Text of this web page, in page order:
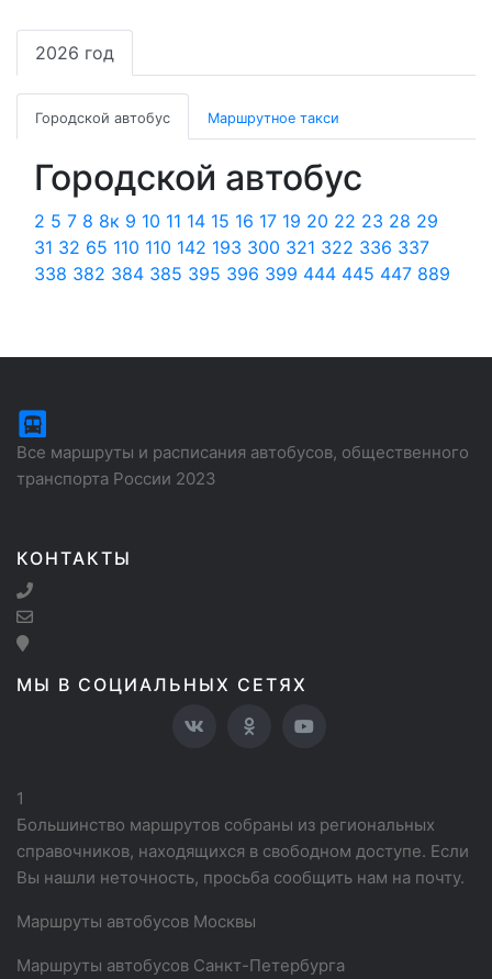
2026 год
Городской автобус Маршрутное такси
Городской автобус
2 5 7 8 8к 9 10 11 14 15 16 17 19 20 22 23 28 29
31 32 65 110 110 142 193 300 321 322 336 337
338 382 384 385 395 396 399 444 445 447 889
Все маршруты и расписания автобусов, общественного
транспорта России 2023
КОНТАКТЫ
МЫ В СОЦИАЛЬНЫХ СЕТЯХ
1
Большинство маршрутов собраны из региональных
справочников, находящихся в свободном доступе. Если
Вы нашли неточность, просьба сообщить нам на почту.
Маршруты автобусов Москвы
Маршруты автобусов Санкт-Петербурга